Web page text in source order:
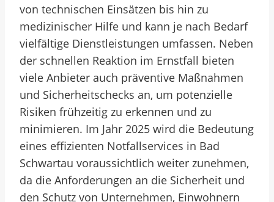
von technischen Einsätzen bis hin zu
medizinischer Hilfe und kann je nach Bedarf
vielfältige Dienstleistungen umfassen. Neben
der schnellen Reaktion im Ernstfall bieten
viele Anbieter auch präventive Maßnahmen
und Sicherheitschecks an, um potenzielle
Risiken frühzeitig zu erkennen und zu
minimieren. Im Jahr 2025 wird die Bedeutung
eines effizienten Notfallservices in Bad
Schwartau voraussichtlich weiter zunehmen,
da die Anforderungen an die Sicherheit und
den Schutz von Unternehmen, Einwohnern